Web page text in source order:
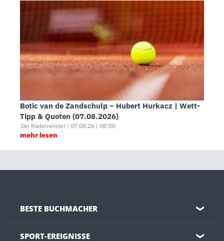
Botic van de Zandschulp – Hubert Hurkacz | Wett-
Tipp & Quoten (07.08.2026)
Jan Rademeister | 07.08.26 | 08:00
mehr lesen
BESTE BUCHMACHER ❯
SPORT-EREIGNISSE ❯